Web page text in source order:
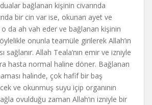
bağlanan kişinin civarında
bir cin var ise, okunan ayet ve
da ah vah eder ve bağlanan kişinin
onunla teamüle girilerek Allah’ın
sağlanır. Allah Teala’nın emir ve izniyle
hasta normal haline döner. Bağlanan
halinde, çok hafif bir baş
ve okunmuş suyu içip organının
ovulduğu zaman Allah’ın izniyle bir